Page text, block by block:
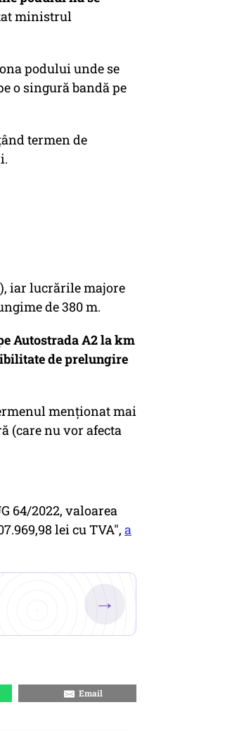
ministrul
podului unde se
o singură bandă pe
termen de
iar lucrările majore
de 380 m.
Autostrada A2 la km
de prelungire
menționat mai
(care nu vor afecta
64/2022, valoarea
lei cu TVA", a
→
Email